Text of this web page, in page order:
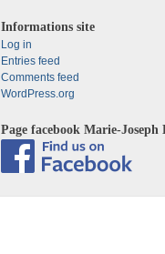
Informations site
Log in
Entries feed
Comments feed
WordPress.org
Page facebook Marie-Joseph